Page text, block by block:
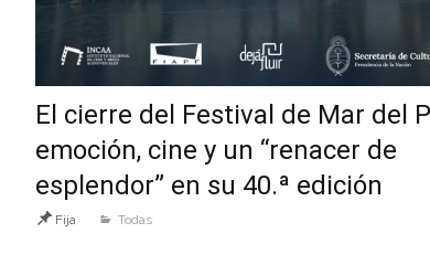
El cierre del Festival de Mar del
emoción, cine y un “renacer de
esplendor” en su 40.ª edición
Fija Todas